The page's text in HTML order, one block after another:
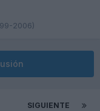
2006)
SIGUIENTE